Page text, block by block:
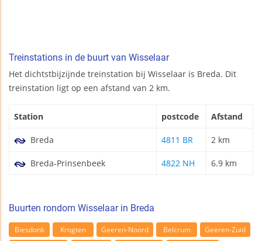
Treinstations in de buurt van Wisselaar
Het dichtstbijzijnde treinstation bij Wisselaar is Breda. Dit
treinstation ligt op een afstand van 2 km.
Station postcode Afstand
Breda 4811 BR 2 km
Breda-Prinsenbeek 4822 NH 6.9 km
Buurten rondom Wisselaar in Breda
Biesdonk Krogten Geeren-Noord Belcrum
Geeren-Zuid